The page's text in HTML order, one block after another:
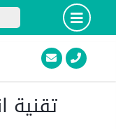
تقنية